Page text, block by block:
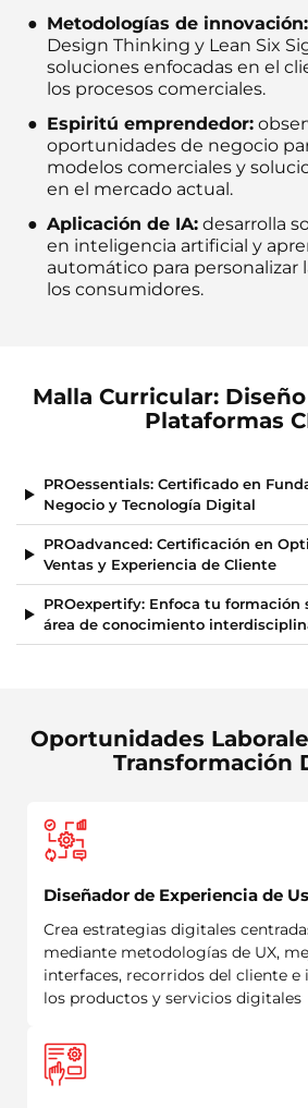
Metodologías de innovación:
Design Thinking y Lean Six
soluciones enfocadas en el
los procesos comerciales.
Espiritú emprendedor:
oportunidades de negocio
modelos comerciales y
en el mercado actual.
Aplicación de IA: desarrolla
en inteligencia artificial y
automático para personalizar
los consumidores.
Malla Curricular:
Plataformas
PROessentials: Certificado en
Negocio y Tecnología Digital
PROadvanced: Certificación en
Ventas y Experiencia de Cliente
PROexpertify: Enfoca tu formación
área de conocimiento
Oportunidades
Transformación
Diseñador de Experiencia de
Crea estrategias digitales
mediante metodologías de UX,
interfaces, recorridos del cliente e
los productos y servicios digitales